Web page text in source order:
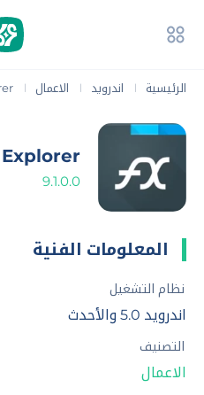
الرئيسية | اندرويد | الاعمال |
9.1.0.0
المعلومات الفنية
نظام التشغيل
اندرويد 5.0 والأحدث
التصنيف
الاعمال